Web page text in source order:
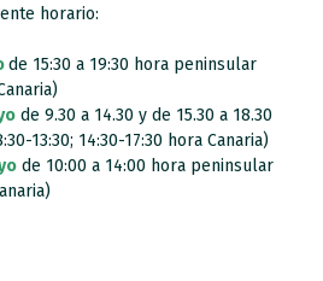
horario:
de 15:30 a 19:30 hora peninsular
de 9.30 a 14.30 y de 15.30 a 18.30
13:30; 14:30-17:30 hora Canaria)
de 10:00 a 14:00 hora peninsular